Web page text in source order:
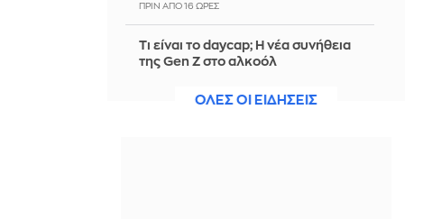
ΠΡΙΝ ΑΠΌ 16 ΏΡΕΣ
Τι είναι το daycap; Η νέα συνήθεια
της Gen Z στο αλκοόλ
ΟΛΕΣ ΟΙ ΕΙΔΗΣΕΙΣ